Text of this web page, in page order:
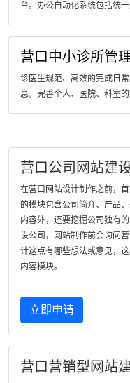
台。办公自动化系统包括统
营口中小诊所管
诊医生规范、高效的完成日
息。完善个人、医院、科室
营口公司网站建
在营口网站设计制作之前，
的模块包含公司简介、产品
内容外，还要挖掘公司独有
设公司，网站制作前会询问
计这点有哪些想法或意见，
内容模块。
立即申请
营口营销型网站